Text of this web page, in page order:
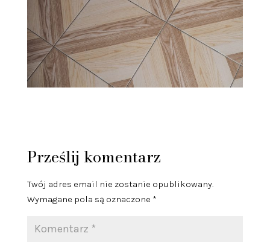
Prześlij komentarz
Twój adres email nie zostanie opublikowany.
Wymagane pola są oznaczone *